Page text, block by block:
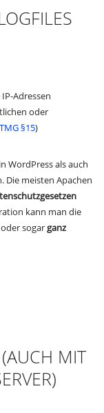
Adressen
oder
§15)
WordPress als auch
Die meisten Apachen
kann man die
oder sogarganz
(AUCH MIT